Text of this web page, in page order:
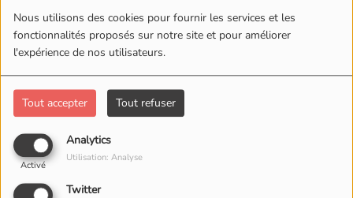
Nous utilisons des cookies pour fournir les services et les
fonctionnalités proposés sur notre site et pour améliorer
l'expérience de nos utilisateurs.
Tout accepter Tout refuser
Analytics
Activé
Utilisation: Analyse
Twitter
mars.